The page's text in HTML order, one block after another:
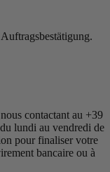
contactant au +39
lundi au vendredi de
pour finaliser votre
bancaire ou à